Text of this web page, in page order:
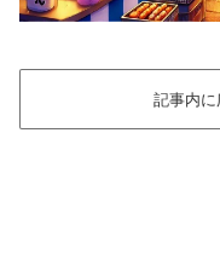
記事内に